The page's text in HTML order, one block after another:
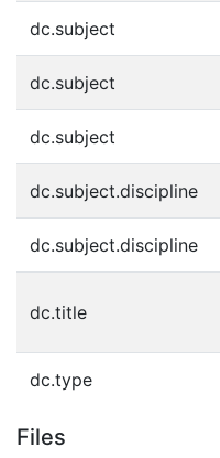
dc.subject
dc.subject
dc.subject
dc.subject.discipline
dc.subject.discipline
dc.title
dc.type
Files